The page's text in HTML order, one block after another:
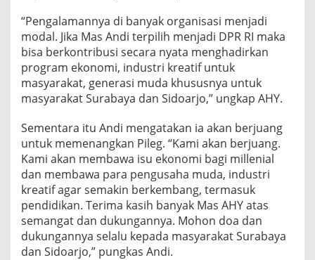
“Pengalamannya di banyak organisasi menjadi
modal. Jika Mas Andi terpilih menjadi DPR RI maka
bisa berkontribusi secara nyata menghadirkan
program ekonomi, industri kreatif untuk
masyarakat, generasi muda khususnya untuk
masyarakat Surabaya dan Sidoarjo,” ungkap AHY.
Sementara itu Andi mengatakan ia akan berjuang
untuk memenangkan Pileg. “Kami akan berjuang.
Kami akan membawa isu ekonomi bagi millenial
dan membawa para pengusaha muda, industri
kreatif agar semakin berkembang, termasuk
pendidikan. Terima kasih banyak Mas AHY atas
semangat dan dukungannya. Mohon doa dan
dukungannya selalu kepada masyarakat Surabaya
dan Sidoarjo,” pungkas Andi.